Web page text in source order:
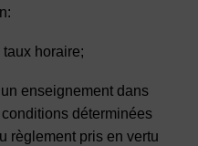
horaire;
enseignement dans
déterminées
règlement pris en vertu